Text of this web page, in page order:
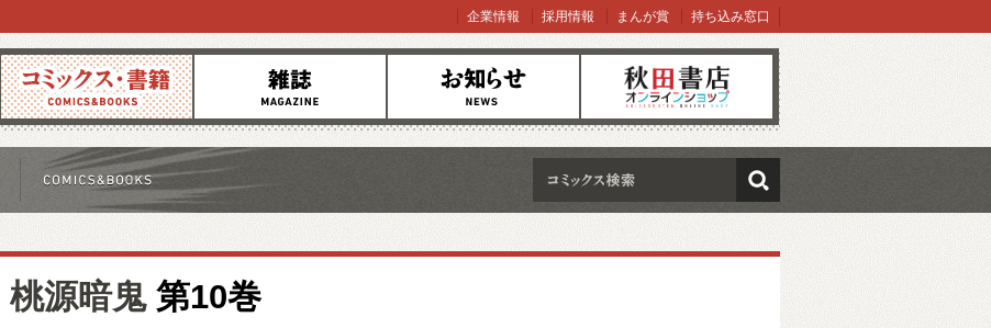
コミックス 雑誌 お知らせ オンラインショップ
企業情報 採用情報 まんが賞 持ち込み窓口
検索
桃源暗鬼第10巻